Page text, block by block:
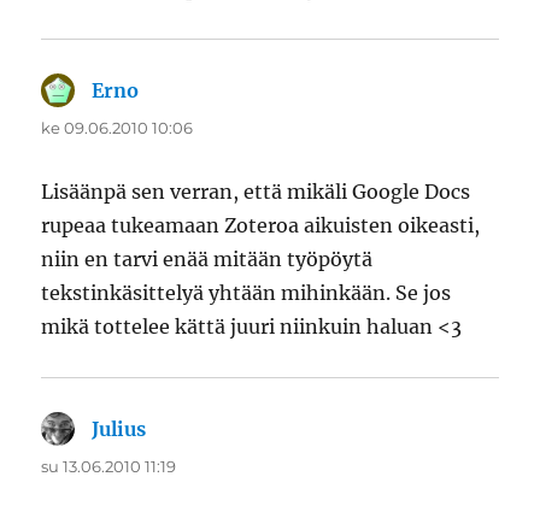
Erno
ke 09.06.2010 10:06
Lisäänpä sen verran, että mikäli Google Docs
rupeaa tukeamaan Zoteroa aikuisten oikeasti,
niin en tarvi enää mitään työpöytä
tekstinkäsittelyä yhtään mihinkään. Se jos
mikä tottelee kättä juuri niinkuin haluan <3
Julius
su 13.06.2010 11:19